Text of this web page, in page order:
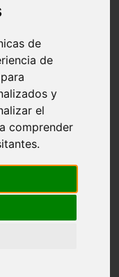
de
de
y
el
comprender